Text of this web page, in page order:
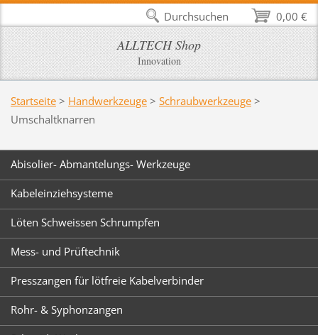
ALLTECH Shop
Innovation
Startseite > Handwerkzeuge > Schraubwerkzeuge >
Umschaltknarren
Abisolier- Abmantelungs- Werkzeuge
Kabeleinziehsysteme
Löten Schweissen Schrumpfen
Mess- und Prüftechnik
Presszangen für lötfreie Kabelverbinder
Rohr- & Syphonzangen
0,00 €
Durchsuchen